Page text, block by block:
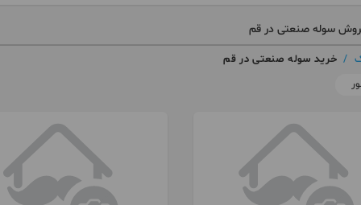
سوله صنعتی در قم
/ خرید سوله صنعتی در قم